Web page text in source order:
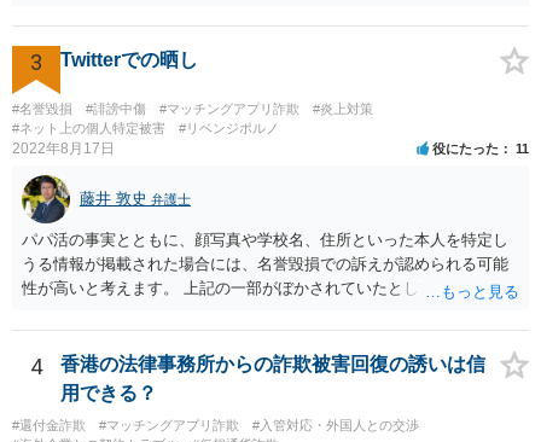
であることを知っていれば交際しなかったといえる場合に、慰謝料請
求が可能です。 LINEなどで、結婚を当然の前提にした関係だったこと
を立証できる場合は、請求は可能と考えます。
3 Twitterでの晒し
#名誉毀損 #誹謗中傷 #マッチングアプリ詐欺
#炎上対策
#ネット上の個人特定被害
#リベンジポルノ
2022年8月17日 役にたった 11
藤井 敦史 弁護士
パパ活の事実とともに、顔写真や学校名、住所といった本人を特定し
うる情報が掲載された場合には、名誉毀損での訴えが認められる可能
性が高いと考えます。 上記の一部がぼかされていたとしても、その全
合には、同様に考えます。 よろしくお願いいたします。
4
香港の法律事務所からの詐欺被害回復の誘いは信
用できる？
#還付金詐欺 #マッチングアプリ詐欺
#入管対応・外国人との交渉